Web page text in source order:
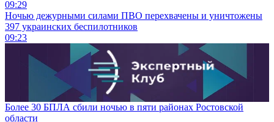
09:29
Ночью дежурными силами ПВО перехвачены и уничтожены
397 украинских беспилотников
09:23
Более 30 БПЛА сбили ночью в пяти районах Ростовской
области